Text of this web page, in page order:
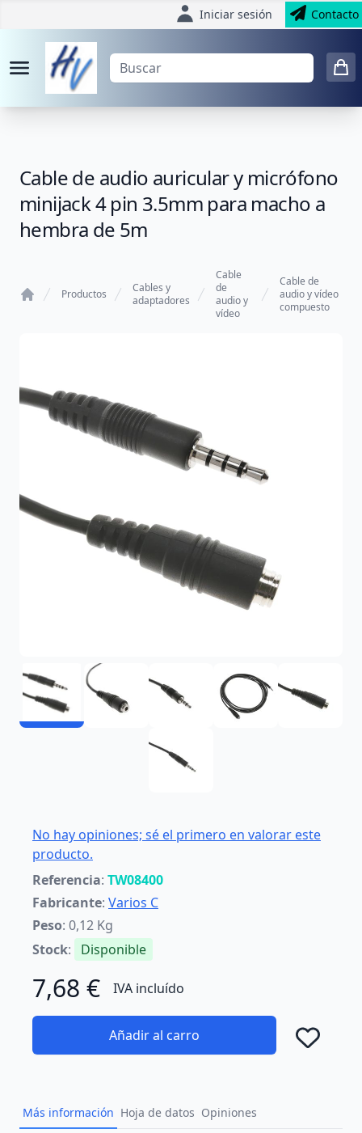
Iniciar sesión Contacto
Cable de audio auricular y micrófono
minijack 4 pin 3.5mm para macho a
hembra de 5m
Productos
Cables y
adaptadores
Cable
de
audio y
vídeo
Cable de
audio y vídeo
compuesto
No hay opiniones; sé el primero en valorar este
producto.
Referencia: TW08400
Fabricante: Varios C
Peso: 0,12 Kg
Stock: Disponible
7,68 € IVA incluído
Añadir al carro
Más información Hoja de datos Opiniones